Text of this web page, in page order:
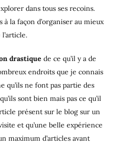
dans tous ses recoins.
la façon d’organiser au mieux
drastique de ce qu’il y a de
endroits que je connais
qu’ils ne font pas partie des
sont bien mais pas ce qu’il
présent sur le blog sur un
et qu’une belle expérience
maximum d’articles avant